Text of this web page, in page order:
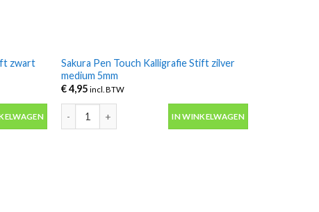
zwart
zwart fine 1.8mm aantal
Sakura Pen Touch Kalligrafie Stift zilver
medium 5mm
€4,95 incl. BTW
Sakura Pen Touch Kalligrafie Stift zilver medium 5mm
IN WINKELWAGEN